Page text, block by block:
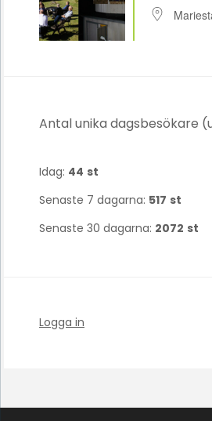
Antal unika dagsbesökare
Idag: 44 st
Senaste 7 dagarna: 517 st
Senaste 30 dagarna: 2072 st
Logga in